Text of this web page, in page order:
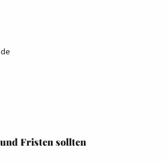
Fristen sollten